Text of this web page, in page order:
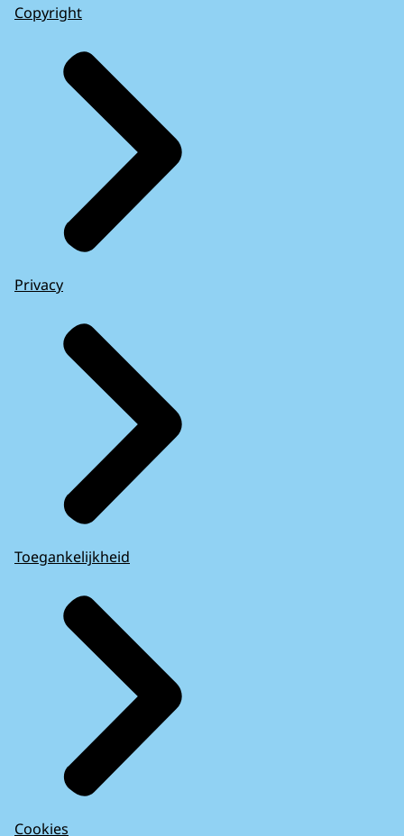
Copyright
Privacy
Toegankelijkheid
Cookies